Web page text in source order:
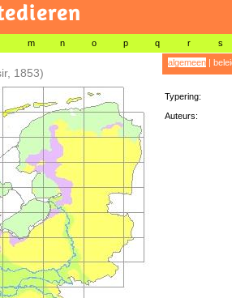
m n o p q r s
1853)
algemeen|
Typering:
Auteurs: